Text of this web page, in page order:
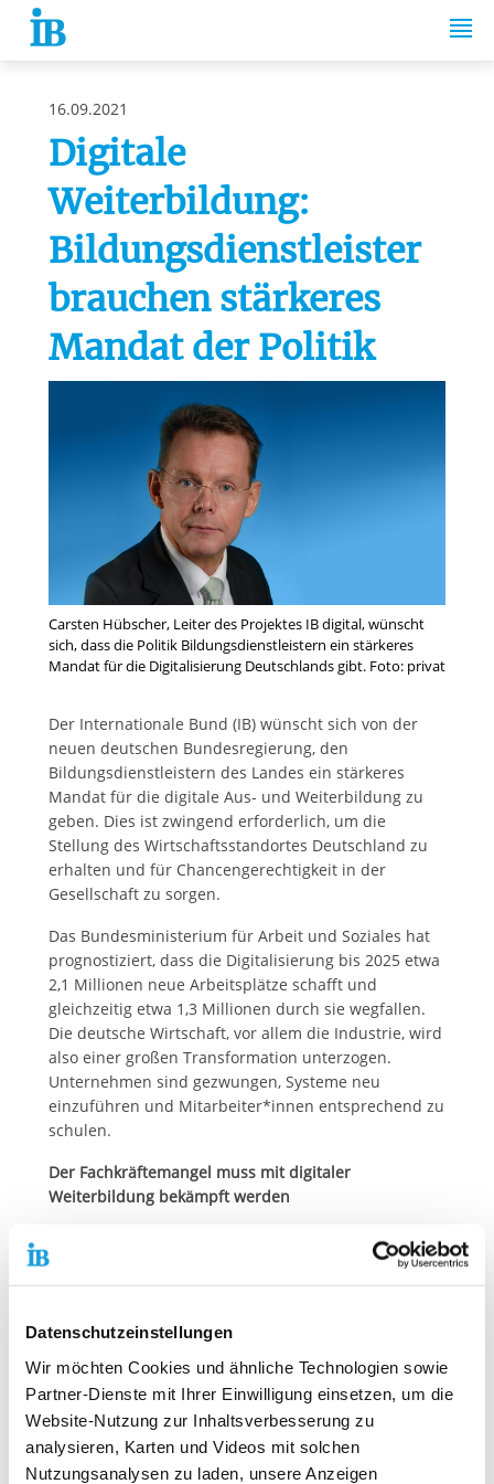
Datenschutzeinstellungen
Wir möchten Cookies und ähnliche Technologien sowie
Partner-Dienste mit Ihrer Einwilligung einsetzen, um die
Website-Nutzung zur Inhaltsverbesserung zu
analysieren, Karten und Videos mit solchen
Nutzungsanalysen zu laden, unsere Anzeigen
Springe zum Inhalt
16.09.2021
Digitale
Weiterbildung:
Bildungsdienstleister
brauchen stärkeres
Mandat der Politik
Carsten Hübscher, Leiter des Projektes IB digital, wünscht
sich, dass die Politik Bildungsdienstleistern ein stärkeres
Mandat für die Digitalisierung Deutschlands gibt. Foto: privat
Der Internationale Bund (IB) wünscht sich von der
neuen deutschen Bundesregierung, den
Bildungsdienstleistern des Landes ein stärkeres
Mandat für die digitale Aus- und Weiterbildung zu
geben. Dies ist zwingend erforderlich, um die
Stellung des Wirtschaftsstandortes Deutschland zu
erhalten und für Chancengerechtigkeit in der
Gesellschaft zu sorgen.
Das Bundesministerium für Arbeit und Soziales hat
prognostiziert, dass die Digitalisierung bis 2025 etwa
2,1 Millionen neue Arbeitsplätze schafft und
gleichzeitig etwa 1,3 Millionen durch sie wegfallen.
Die deutsche Wirtschaft, vor allem die Industrie, wird
also einer großen Transformation unterzogen.
Unternehmen sind gezwungen, Systeme neu
einzuführen und Mitarbeiter*innen entsprechend zu
schulen.
Der Fachkräftemangel muss mit digitaler
Weiterbildung bekämpft werden
Der ohnehin bereits seit vielen Jahren herrschende
Fachkräftemangel würde sich andernfalls dramatisch
verschärfen. Der Internationale Bund ist einer der
Deutschland. Hiergeht es zu allen IB-Einrichtungen
im Bereich Bildung und Beruf.
Zitat:"Digitalisierung in der Bildung bringt
Innovation in Schulen, Ausbildungs- und